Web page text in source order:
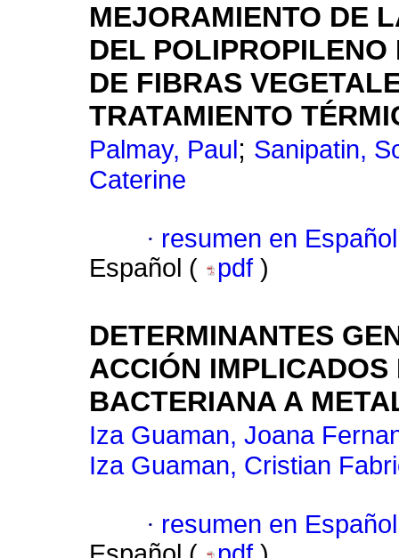
MEJORAMIENTO DE
DEL
DE FIBRAS
TRATAMIENTO
Palmay, Paul ; Sanipatin,
Caterine
· resumen en Español
Español (
pdf )
DETERMINANTES
ACCIÓN
BACTERIANA A
Iza Guaman, Joana
Iza Guaman, Cristian
· resumen en Español